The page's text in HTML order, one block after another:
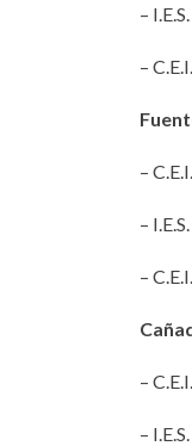
–
–
–
–
–
–
–